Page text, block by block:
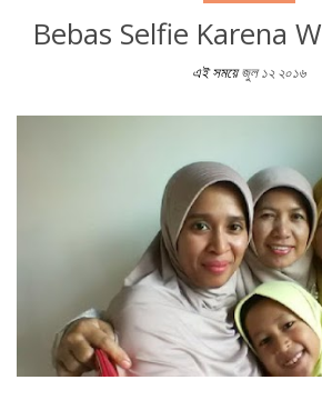
Bebas Selfie Karena
এই সময়েজুল ১২ ২০১৬